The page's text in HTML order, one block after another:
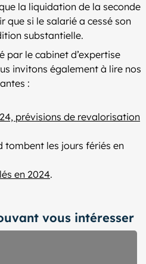
la liquidation de la seconde
que si le salarié a cessé son
substantielle.
par le cabinet d’expertise
invitons également à lire nos
:
prévisions de revalorisation
tombent les jours fériés en
en 2024.
vous intéresser